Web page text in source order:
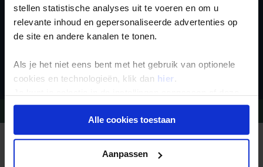
stellen statistische analyses uit te voeren en om u
relevante inhoud en gepersonaliseerde advertenties op
de site en andere kanalen te tonen.
Als je het niet eens bent met het gebruik van optionele
cookies en technologieën, klik dan hier .
onder aan de pagina op elk gewenst moment voor de
toekomst wijzigen.Alle cookies toestaan
Aanpassen
Waarom Koning Aap?